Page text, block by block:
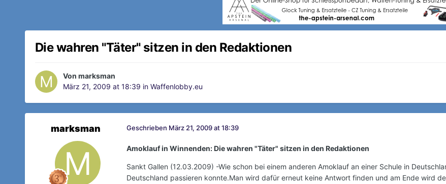
Die wahren "Täter" sitzen in den Redaktionen
Von marksman
März 21, 2009 at 18:39 in Waffenlobby.eu
marksman Geschrieben März 21, 2009 at 18:39
Amoklauf in Winnenden: Die wahren "Täter" sitzen in den Redaktionen
Sankt Gallen (12.03.2009) -Wie schon bei einem anderen Amoklauf an einer Schule in
Deutschland passieren konnte.Man wird dafür erneut keine Antwort finden und am Ende wird